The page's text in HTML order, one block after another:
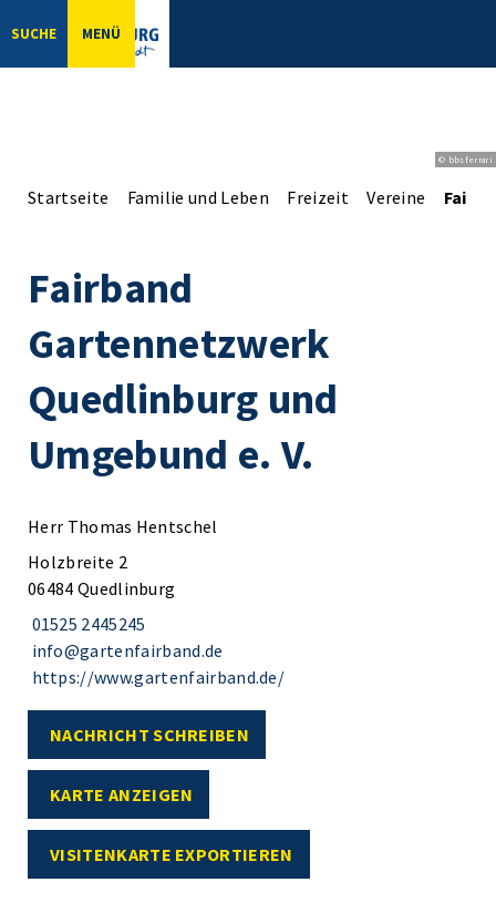
SUCHE MENÜ
© bbsferrari
Startseite Familie und Leben Freizeit Vereine
Fairband
Gartennetzwerk
Quedlinburg und
Umgebund e. V.
Herr Thomas Hentschel
Holzbreite 2
06484 Quedlinburg
01525 2445245
info@gartenfairband.de
https://www.gartenfairband.de/
NACHRICHT SCHREIBEN
KARTE ANZEIGEN
VISITENKARTE EXPORTIEREN